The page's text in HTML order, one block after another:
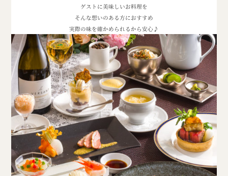
ゲストに美味しいお料理を
そんな想いのある方におすすめ
実際の味を確かめられるから安心 ♪